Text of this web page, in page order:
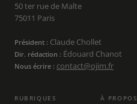
50 ter rue de Malte
75011 Paris
Président : Claude Chollet
Dir. rédaction : Édouard Chanot
Nous écrire : contact@ojim.fr
RUBRIQUES À PROPOS